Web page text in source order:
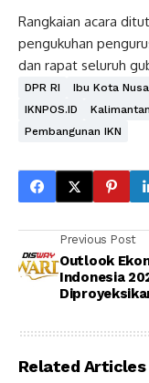
Rangkaian acara
pengukuhan
dan rapat seluruh
DPR RI Ibu Kota
IKNPOS.ID
Pembangunan IKN
Previous Post
Outlook
Indonesia
Related Articles